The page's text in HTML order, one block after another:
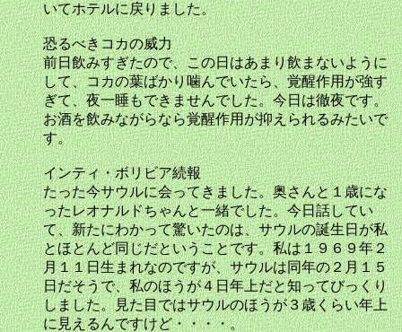
いてホテルに戻りました。
恐るべきコカの威力
前日飲みすぎたので、この日はあまり飲まないように
して、コカの葉ばかり噛んでいたら、覚醒作用が強す
ぎて、夜一睡もできませんでした。今日は徹夜です。
お酒を飲みながらなら覚醒作用が抑えられるみたいで
す。
インティ・ボリビア続報
たった今サウルに会ってきました。奥さんと１歳にな
ったレオナルドちゃんと一緒でした。今日話してい
て、新たにわかって驚いたのは、サウルの誕生日が私
とほとんど同じだということです。私は１９６９年２
月１１日生まれなのですが、サウルは同年の２月１５
日だそうで、私のほうが４日年上だと知ってびっくり
しました。見た目ではサウルのほうが３歳くらい年上
に見えるんですけど・・・・。